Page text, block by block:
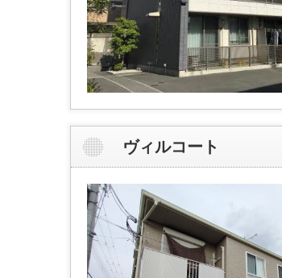
ヴィルコート